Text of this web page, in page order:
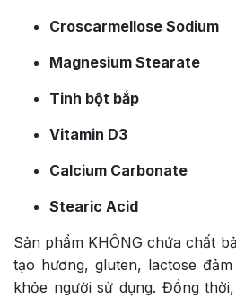
Croscarmellose Sodium
Magnesium Stearate
Tinh bột bắp
Vitamin D3
Calcium Carbonate
Stearic Acid
Sản phẩm KHÔNG chứa chất
tạo hương, gluten, lactose
khỏe người sử dụng. Đồng